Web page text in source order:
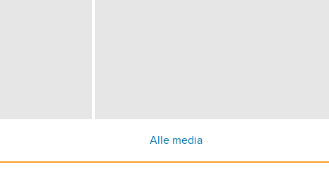
Alle media